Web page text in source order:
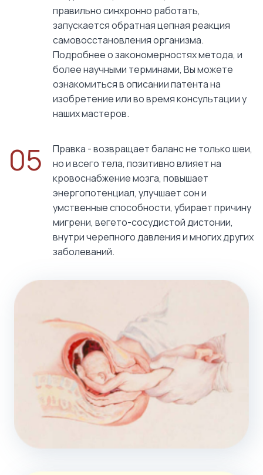
правильно синхронно работать,
запускается обратная цепная реакция
самовосстановления организма.
Подробнее о закономерностях метода, и
более научными терминами, Вы можете
ознакомиться в описании патента на
изобретение или во время консультации у
наших мастеров.
05
Правка - возвращает баланс не только шеи,
но и всего тела, позитивно влияет на
кровоснабжение мозга, повышает
энергопотенциал, улучшает сон и
умственные способности, убирает причину
мигрени, вегето-сосудистой дистонии,
внутри черепного давления и многих других
заболеваний.